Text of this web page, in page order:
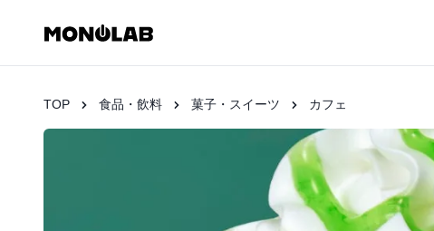
TOP 食品・飲料 菓子・スイーツ カフェ